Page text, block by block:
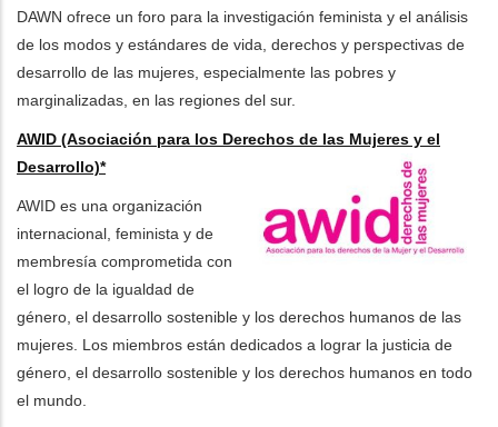
DAWN ofrece un foro para la investigación feminista y el análisis
de los modos y estándares de vida, derechos y perspectivas de
desarrollo de las mujeres, especialmente las pobres y
marginalizadas, en las regiones del sur.
AWID (Asociación para los Derechos de las Mujeres y el
Desarrollo)*
AWID es una organización
internacional, feminista y de
membresía comprometida con
el logro de la igualdad de
género, el desarrollo sostenible y los derechos humanos de las
mujeres. Los miembros están dedicados a lograr la justicia de
género, el desarrollo sostenible y los derechos humanos en todo
el mundo.